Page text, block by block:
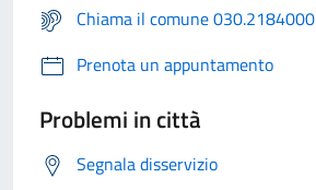
Chiama il comune 030.2184000
Prenota un appuntamento
Problemi in città
Segnala disservizio